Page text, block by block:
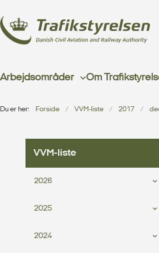
Arbejdsområder Om
Du er her: Forside VVM-liste 2017
VVM-liste
2026
2025
2024